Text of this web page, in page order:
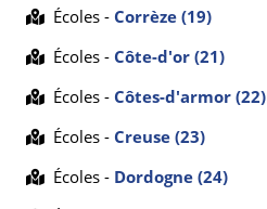
Écoles - Corrèze (19)
Écoles - Côte-d'or (21)
Écoles - Côtes-d'armor (22)
Écoles - Creuse (23)
Écoles - Dordogne (24)